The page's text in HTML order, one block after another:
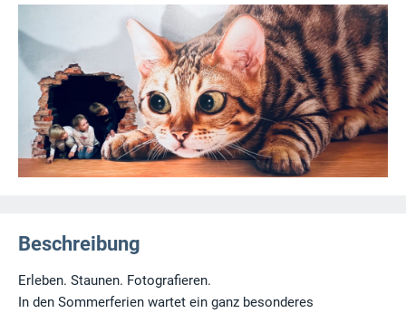
Beschreibung
Erleben. Staunen. Fotografieren.
In den Sommerferien wartet ein ganz besonderes